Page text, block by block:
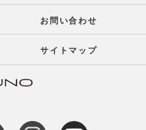
お問い合わせ
サイトマップ